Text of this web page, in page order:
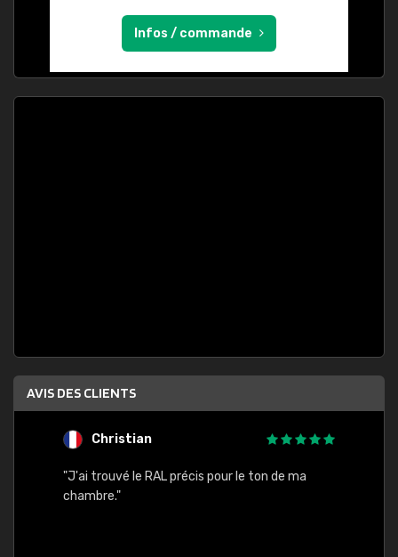
Infos / commande
AVIS DES CLIENTS
Christian
"J'ai trouvé le RAL précis pour le ton de ma
chambre."